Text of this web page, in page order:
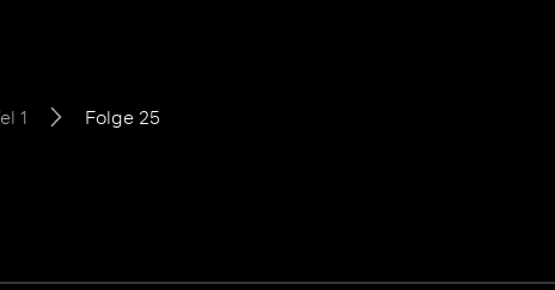
1 Folge 25